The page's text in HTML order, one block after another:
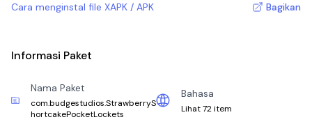
Cara menginstal file XAPK / APK Bagikan
Informasi Paket
Nama Paket
com.budgestudios.StrawberryS
hortcakePocketLockets
Bahasa
Lihat 72 item